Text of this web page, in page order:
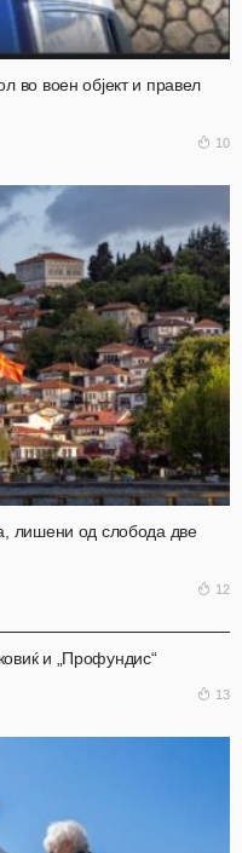
во воен објект и правел
10
лишени од слобода две
12
и „Профундис“
13